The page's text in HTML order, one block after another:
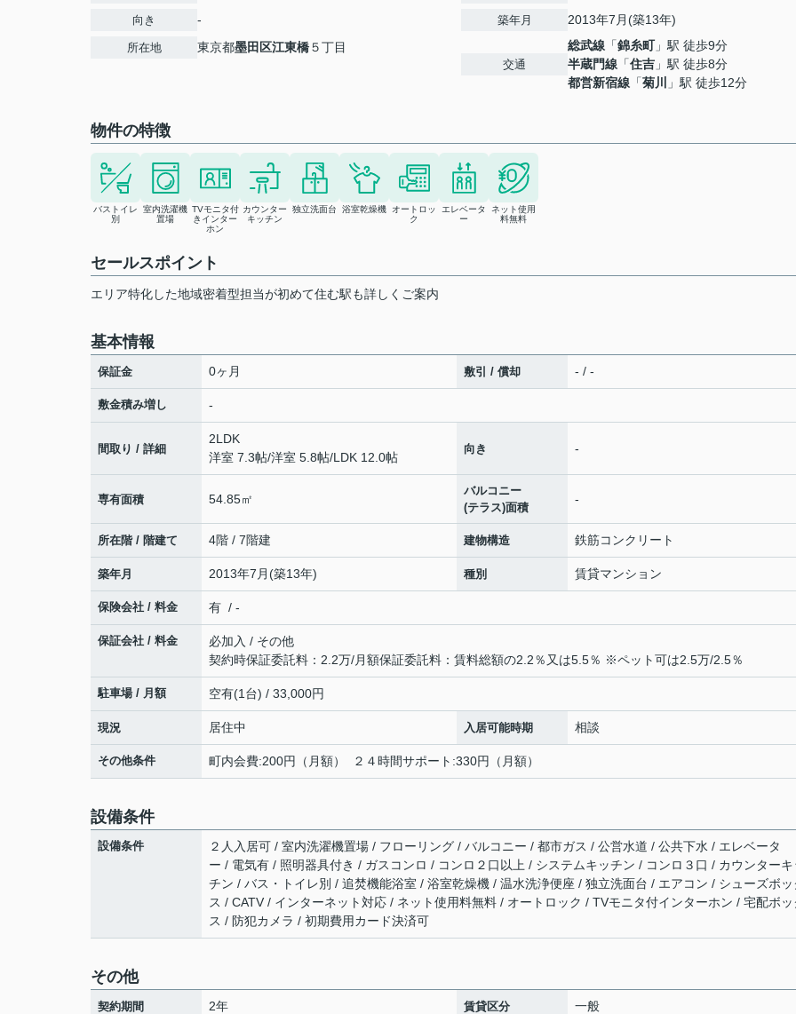
向き -
所在地 東京都墨田区江東橋５丁目
築年月 2013年7月(築13年)
交通
総武線 「錦糸町」駅 徒歩9分
半蔵門線 「住吉 」駅 徒歩8分
都営新宿線 「菊川 」駅 徒歩12分
物件の特徴
バストイレ
別
室内洗濯機
置場
TVモニタ付
きインター
ホン
カウンター
キッチン
独立洗面台 浴室乾燥機
オートロッ
ク
エレベータ
ー
ネット使用
料無料
セールスポイント
エリア特化した地域密着型担当が初めて住む駅も詳しくご案内
基本情報
保証金 0ヶ月 敷引 / 償却 - / -
敷金積み増し -
間取り / 詳細
2LDK
洋室 7.3帖/洋室 5.8帖/LDK 12.0帖
向き -
専有面積 54.85㎡
バルコニー
(テラス)面積
-
所在階 / 階建て 4階 / 7階建 建物構造 鉄筋コンクリート
築年月 2013年7月(築13年) 種別 賃貸マンション
保険会社 / 料金 有 / -
保証会社 / 料金
必加入 / その他
契約時保証委託料：2.2万/月額保証委託料：賃料総額の2.2％又は5.5％ ※ペット可は2.5万/2.5％
駐車場 / 月額 空有(1台) / 33,000円
現況 居住中 入居可能時期 相談
その他条件 町内会費:200円（月額） ２４時間サポート:330円（月額）
設備条件
設備条件
２人入居可 / 室内洗濯機置場 / フローリング / バルコニー / 都市ガス / 公営水道 / 公共下水 / エレベータ
ー / 電気有 / 照明器具付き / ガスコンロ / コンロ２口以上 / システムキッチン / コンロ３口 / カウンターキ
チン / バス・トイレ別 / 追焚機能浴室 / 浴室乾燥機 / 温水洗浄便座 / 独立洗面台 / エアコン / シューズボッ
ス / CATV / インターネット対応 / ネット使用料無料 / オートロック / TVモニタ付インターホン / 宅配ボッ
ス / 防犯カメラ / 初期費用カード決済可
その他
契約期間 2年 賃貸区分 一般